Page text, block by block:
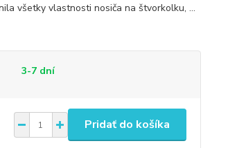
všetky vlastnosti nosiča na štvorkolku, ...
3-7 dní
Pridať do košíka